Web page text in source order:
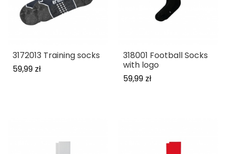
3172013 Training socks
59,99 zł
318001 Football Socks
with logo
59,99 zł